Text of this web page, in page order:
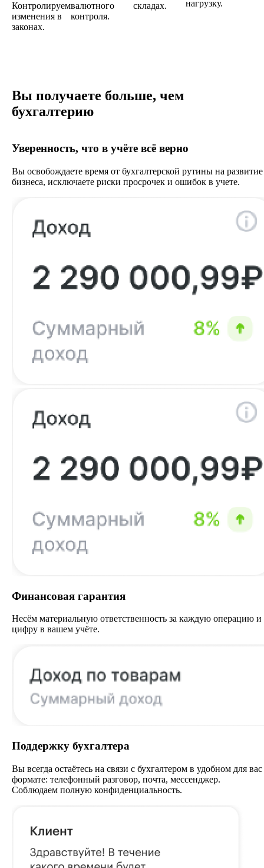
Контролируем
изменения в
законах.
валютного
контроля.
складах. нагрузку.
Вы получаете больше, чем
бухгалтерию
Уверенность, что в учёте всё верно
Вы освобождаете время от бухгалтерской рутины на развитие
бизнеса, исключаете риски просрочек и ошибок в учете.
Финансовая гарантия
Несём материальную ответственность за каждую операцию и
цифру в вашем учёте.
Поддержку бухгалтера
Вы всегда остаётесь на связи с бухгалтером в удобном для вас
формате: телефонный разговор, почта, мессенджер.
Соблюдаем полную конфиденциальность.